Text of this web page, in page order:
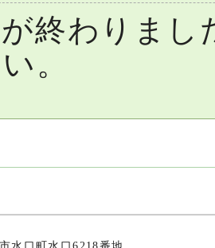
終わりまし
。